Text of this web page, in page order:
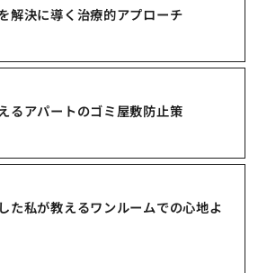
解決に導く治療的アプローチ
るアパートのゴミ屋敷防止策
た私が教えるワンルームでの心地よ